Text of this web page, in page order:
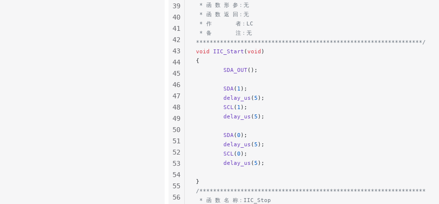
* 函 数 形 参：无
* 函 数 返 回：无
* 作       者：LC
* 备       注：无
******************************************************************/
void
IIC_Start (void )
{
        SDA_OUT
();
        SDA
( 1 );
        delay_us
(5 );
        SCL
( 1 );
        delay_us
(5 );
        SDA
(0 );
        delay_us
(5 );
        SCL
(0 );
        delay_us
(5 );
}
/******************************************************************
* 函 数 名 称：IIC_Stop
39
40
41
42
43
44
45
46
47
48
49
50
51
52
53
54
55
56